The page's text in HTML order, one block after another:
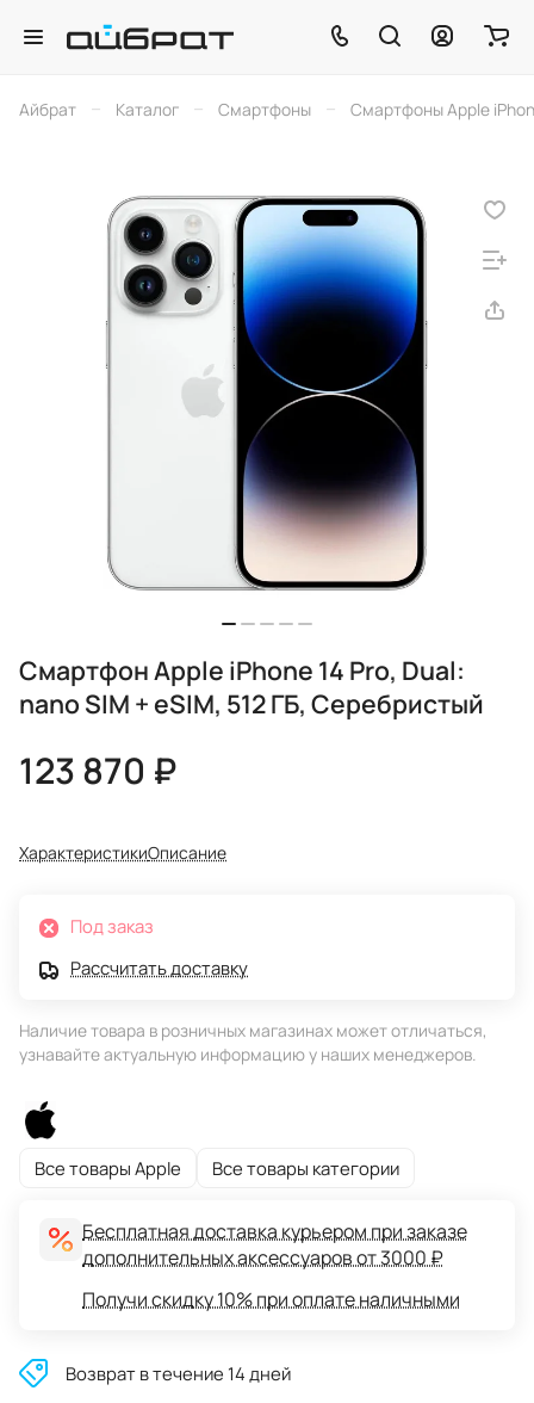
Айбрат – Каталог – Смартфоны – Смартфоны Apple
Смартфон Apple iPhone 14 Pro, Dual:
nano SIM + eSIM, 512 ГБ, Серебристый
123 870 ₽
ХарактеристикиОписание
Под заказ
Рассчитать доставку
Наличие товара в розничных магазинах может отличаться,
узнавайте актуальную информацию у наших менеджеров.
Все товары Apple Все товары категории
Бесплатная доставка курьером при заказе
дополнительных аксессуаров от 3000 ₽
Получи скидку 10% при оплате наличными
Возврат в течение 14 дней